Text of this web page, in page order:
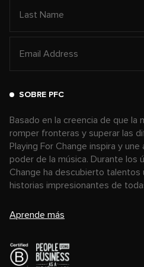
SOBRE PFC
Basado en la creencia de que la
romper fronteras y superar las
Playing For Change inspira y
poder de la música. Durante los
Change ha descubierto talentos
historias impresionantes de
Aprende más